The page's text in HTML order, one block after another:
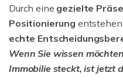
Durch eine gezielte
Positionierung entstehen
echte
Wenn Sie wissen
Immobilie steckt, ist jetzt